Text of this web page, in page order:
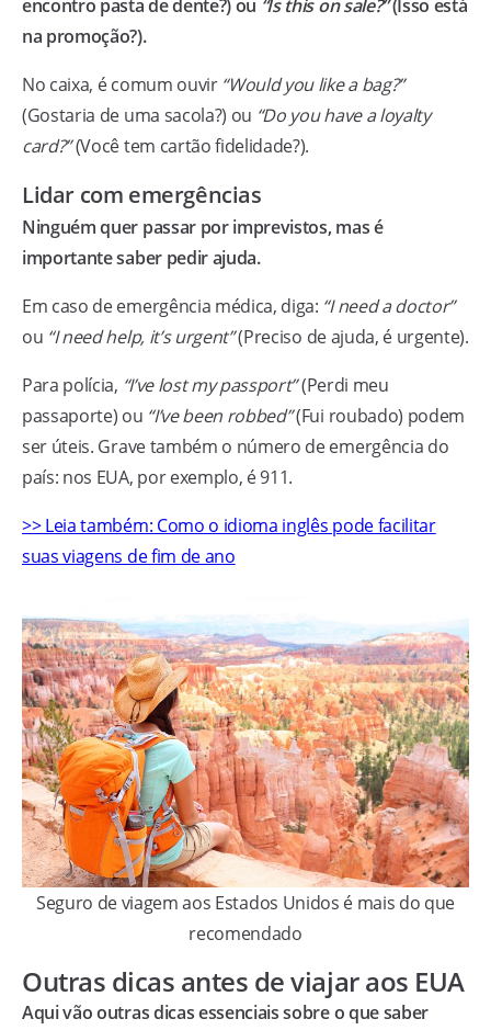
encontro pasta de dente?) ou “Is this on sale?”(Isso está
na promoção?).
No caixa, é comum ouvir “Would you like a bag?”
(Gostaria de uma sacola?) ou “Do you have a loyalty
card?”(Você tem cartão fidelidade?).
Lidar com emergências
Ninguém quer passar por imprevistos, mas é
importante saber pedir ajuda.
Em caso de emergência médica, diga: “I need a doctor”
ou “I need help, it’s urgent”(Preciso de ajuda, é urgente).
Para polícia, “I’ve lost my passport”(Perdi meu
passaporte) ou “I’ve been robbed”(Fui roubado) podem
ser úteis. Grave também o número de emergência do
país: nos EUA, por exemplo, é 911.
>> Leia também: Como o idioma inglês pode facilitar
suas viagens de fim de ano
Seguro de viagem aos Estados Unidos é mais do que
recomendado
Outras dicas antes de viajar aos EUA
Aqui vão outras dicas essenciais sobre o que saber